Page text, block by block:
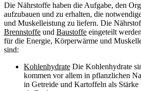
Die Nährstoffe haben die Aufgabe, den
aufzubauen und zu erhalten, die
und Muskelleistung zu liefern. Die
Brennstoffe und Baustoffe eingeteilt
für die Energie, Körperwärme und
sind:
Kohlenhydrate Die Kohlenhydrate
kommen vor allem in pflanzlichen
in Getreide und Kartoffeln als